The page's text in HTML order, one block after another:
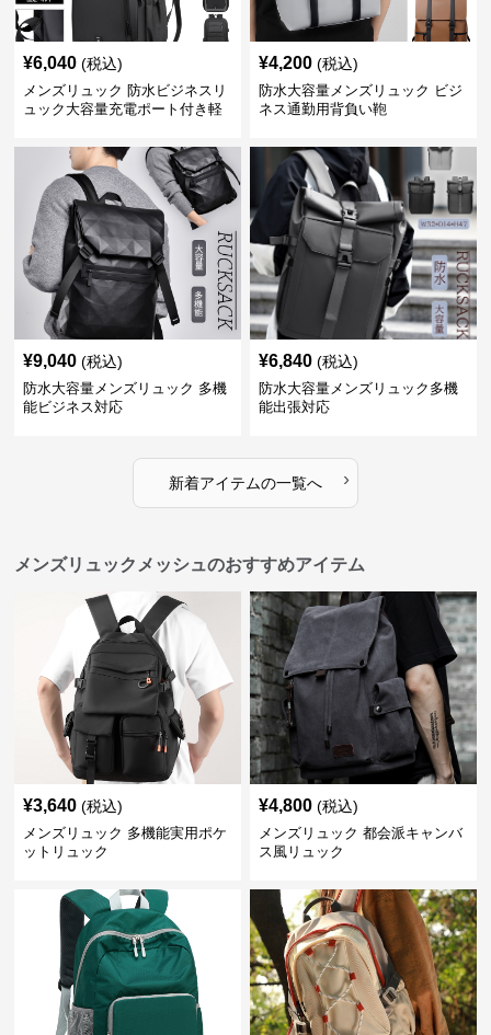
¥6,040 (税込)
メンズリュック 防水ビジネスリ
ュック大容量充電ポート付き軽
¥4,200 (税込)
防水大容量メンズリュック ビジ
ネス通勤用背負い鞄
¥9,040 (税込)
防水大容量メンズリュック 多機
能ビジネス対応
¥6,840 (税込)
防水大容量メンズリュック多機
能出張対応
新着アイテムの一覧へ ›
メンズリュックメッシュのおすすめアイテム
¥3,640 (税込)
メンズリュック 多機能実用ポケ
ットリュック
¥4,800 (税込)
メンズリュック 都会派キャンバ
ス風リュック